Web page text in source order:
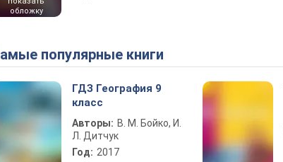
обложку
Самые популярные книги
ГДЗ География 9
класс
Авторы: В. М. Бойко, И.
Л. Дитчук
Год: 2017